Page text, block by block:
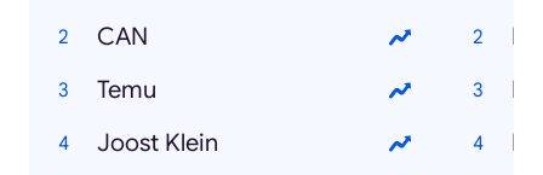
CAN
Temu
Joost Klein